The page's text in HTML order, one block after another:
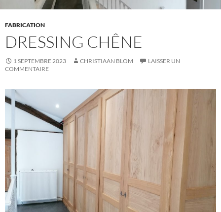
FABRICATION
DRESSING CHÊNE
1 SEPTEMBRE 2023 CHRISTIAAN BLOM
LAISSER UN
COMMENTAIRE